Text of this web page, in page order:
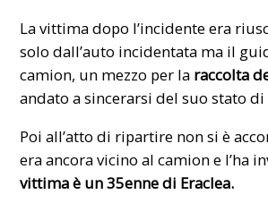
La vittima dopo l’incidente era
solo dall’auto incidentata ma il
camion, un mezzo per la raccolta
andato a sincerarsi del suo stato di
Poi all’atto di ripartire non si è
era ancora vicino al camion e l’ha
vittima è un 35enne di Eraclea.